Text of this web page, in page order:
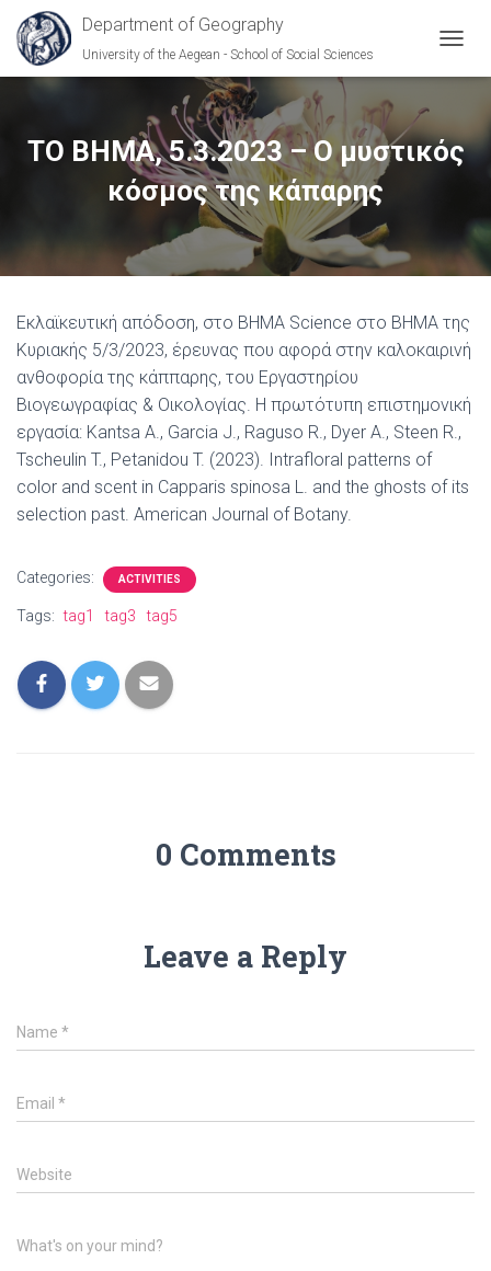
Department of Geography
University of the Aegean - School of Social Sciences
O
L
E
I
O
ΤΟ ΒΗΜΑ, 5.3.2023 – Ο μυστικός
κόσμος της κάπαρης
Εκλαϊκευτική απόδοση, στο ΒΗΜΑ Science στο ΒΗΜΑ της
Κυριακής 5/3/2023, έρευνας που αφορά στην καλοκαιρινή
ανθοφορία της κάππαρης, του Εργαστηρίου
Βιογεωγραφίας & Οικολογίας. Η πρωτότυπη επιστημονική
εργασία: Kantsa A., Garcia J., Raguso R., Dyer A., Steen R.,
Tscheulin T., Petanidou T. (2023). Intrafloral patterns of
color and scent in Capparis spinosa L. and the ghosts of its
selection past. American Journal of Botany.
Categories: ACTIVITIES
Tags: tag1 tag3 tag5
0 Comments
Leave a Reply
Name *
Email *
Website
What's on your mind?